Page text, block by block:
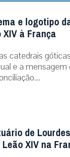
e logotipo
à França
catedrais
e a
de
XIV na